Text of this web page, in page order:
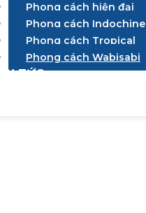
Phong cách hiện đại
Phong cách Indochine
Phong cách Tropical
Phong cách Wabisabi
TIN TỨC